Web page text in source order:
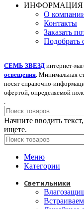
ИНФОРМАЦИЯ
О
Контакты
Заказать
Подобрать
СЕМЬ ЗВЕЗД интернет-
освещения . Минимальная
носят справочно-
офертой, определяемой
Начните вводить
ищете.
Меню
Категории
Светильники